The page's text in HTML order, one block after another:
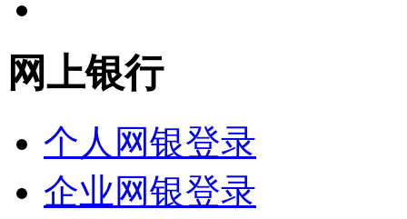
网上银行
个人网银登录
企业网银登录